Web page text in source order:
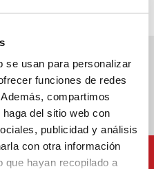
se usan para personalizar
funciones de redes
compartimos
del sitio web con
publicidad y análisis
con otra información
que hayan recopilado a